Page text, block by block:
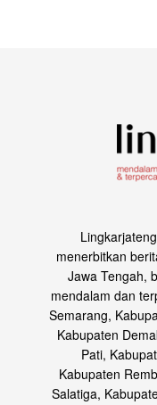
menerbitkan
Jawa Tengah,
mendalam dan
Semarang,
Kabupaten
Pati,
Kabupaten
Salatiga,